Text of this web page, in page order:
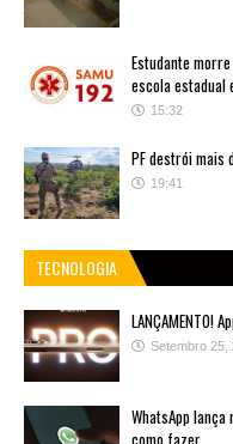
Estudante
escola estadual
15:32
PF destrói mais
19:41
TECNOLOGIA
LANÇAMENTO!
Setembro 25,
WhatsApp
como fazer